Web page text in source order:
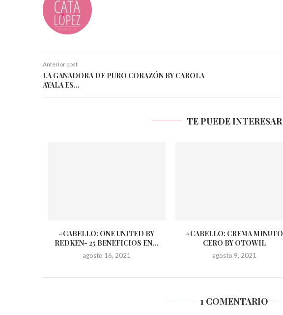
Anterior post
LA GANADORA DE PURO CORAZÓN BY CAROLA
AYALA ES…
TE PUEDE INTERESAR
#CABELLO: ONE UNITED BY
REDKEN- 25 BENEFICIOS EN...
agosto 16, 2021
#CABELLO: CREMA MINUTO
CERO BY OTOWIL
agosto 9, 2021
1 COMENTARIO